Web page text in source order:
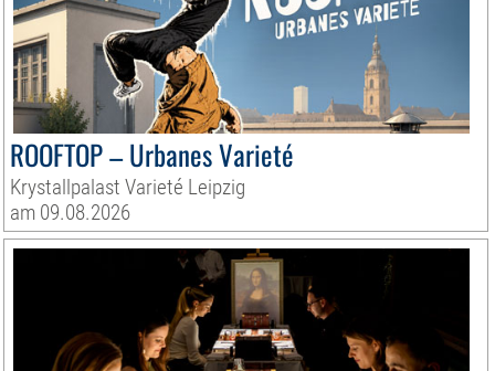
ROOFTOP – Urbanes Varieté
Krystallpalast Varieté Leipzig
am 09.08.2026